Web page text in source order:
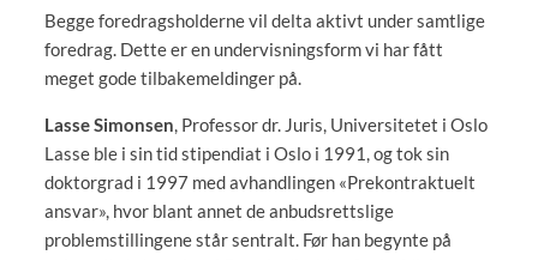
Begge foredragsholderne vil delta aktivt under samtlige
foredrag. Dette er en undervisningsform vi har fått
meget gode tilbakemeldinger på.
Lasse Simonsen, Professor dr. Juris, Universitetet i Oslo
Lasse ble i sin tid stipendiat i Oslo i 1991, og tok sin
doktorgrad i 1997 med avhandlingen «Prekontraktuelt
ansvar», hvor blant annet de anbudsrettslige
problemstillingene står sentralt. Før han begynte på